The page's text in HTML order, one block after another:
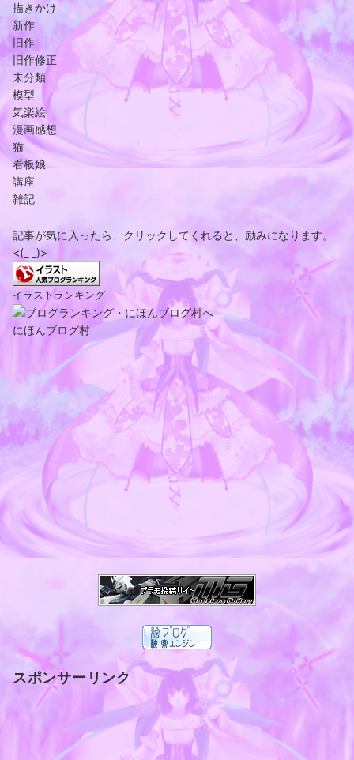
描きかけ
新作
旧作
旧作修正
未分類
模型
気楽絵
漫画感想
猫
看板娘
講座
雑記
記事が気に入ったら、クリックしてくれると、励みになります。
<(_ _)>
イラストランキング
にほんブログ村
スポンサーリンク